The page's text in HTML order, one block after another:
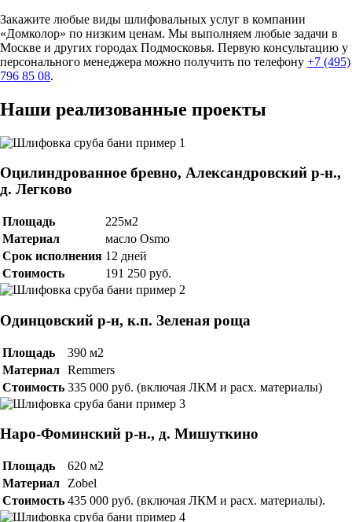
Закажите любые виды шлифовальных услуг в компании
«Домколор» по низким ценам. Мы выполняем любые задачи в
Москве и других городах Подмосковья. Первую консультацию у
персонального менеджера можно получить по телефону +7 (495)
796 85 08.
Наши реализованные проекты
Оцилиндрованное бревно, Александровский р-н.,
д. Легково
Площадь
225м2
Материал
масло Osmo
Срок исполнения 12 дней
Стоимость
191 250 руб.
Одинцовский р-н, к.п. Зеленая роща
Площадь
390 м2
Материал Remmers
Стоимость 335 000 руб. (включая ЛКМ и расх. материалы)
Наро-Фоминский р-н., д. Мишуткино
Площадь
620 м2
Материал
Zobel
Стоимость 435 000 руб. (включая ЛКМ и расх. материалы).